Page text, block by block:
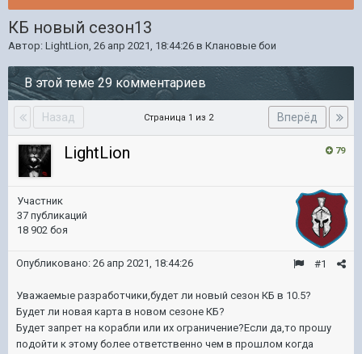
КБ новый сезон13
Автор: LightLion, 26 апр 2021, 18:44:26 в Клановые бои
В этой теме 29 комментариев
Назад Вперёд
Страница 1 из 2
79
LightLion
Участник
37 публикаций
18 902 боя
#1
Опубликовано: 26 апр 2021, 18:44:26
Уважаемые разработчики,будет ли новый сезон КБ в 10.5?
Будет ли новая карта в новом сезоне КБ?
Будет запрет на корабли или их ограничение?Если да,то прошу
подойти к этому более ответственно чем в прошлом когда